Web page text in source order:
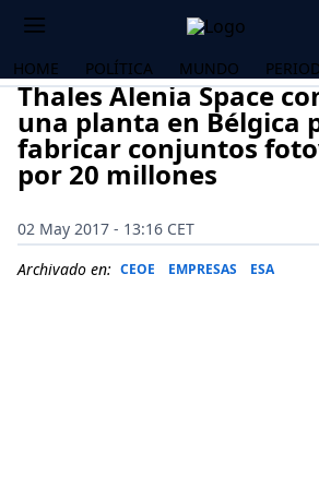
HOME POLÍTICA MUNDO
Thales Alenia Space
una planta en Bélgica
fabricar conjuntos
por 20 millones
02 May 2017 - 13:16 CET
Archivado en: CEOE EMPRESAS ESA